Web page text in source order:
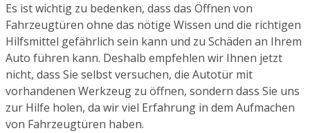
Es ist wichtig zu bedenken, dass das Öffnen von
Fahrzeugtüren ohne das nötige Wissen und die richtigen
Hilfsmittel gefährlich sein kann und zu Schäden an Ihrem
Auto führen kann. Deshalb empfehlen wir Ihnen jetzt
nicht, dass Sie selbst versuchen, die Autotür mit
vorhandenen Werkzeug zu öffnen, sondern dass Sie uns
zur Hilfe holen, da wir viel Erfahrung in dem Aufmachen
von Fahrzeugtüren haben.